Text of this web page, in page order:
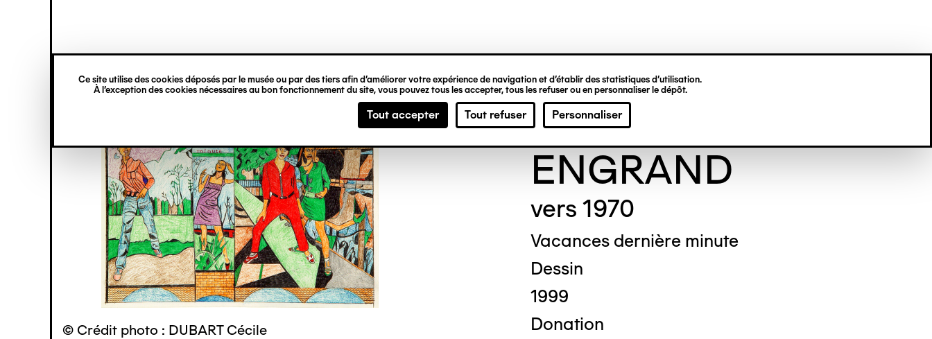
Ce site utilise des cookies déposés par le musée ou par des tiers afin d’améliorer votre expérience de navigation et d’établir des statistiques d’utilisation.
À l’exception des cookies nécessaires au bon fonctionnement du site, vous pouvez tous les accepter, tous les refuser ou en personnaliser le dépôt.
Tout accepter Tout refuser Personnaliser
principal
verticale
© Crédit photo : DUBART Cécile
Paul Eugène
ENGRAND
vers 1970
Vacances dernière minute
Dessin
1999
Donation